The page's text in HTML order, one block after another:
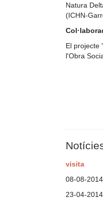
Natura
(ICHN-
El projecte
l'Obra
visita
08-08-2014
23-04-2014